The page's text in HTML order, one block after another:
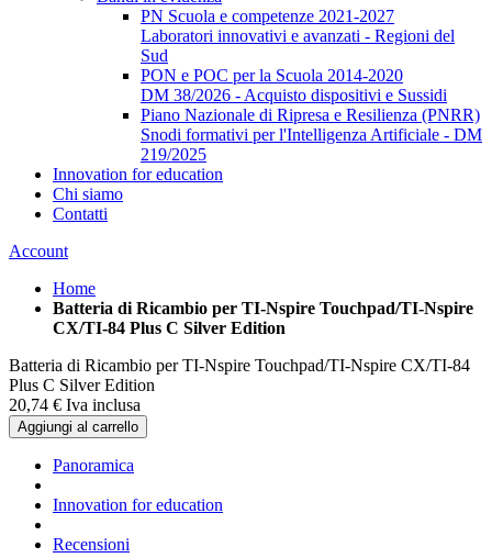
PN Scuola e competenze 2021-2027
Laboratori innovativi e avanzati - Regioni del
Sud
PON e POC per la Scuola 2014-2020
DM 38/2026 - Acquisto dispositivi e Sussidi
Piano Nazionale di Ripresa e Resilienza (PNRR)
Snodi formativi per l'Intelligenza Artificiale - DM
219/2025
Innovation for education
Chi siamo
Contatti
Account
Home
Batteria di Ricambio per TI-Nspire Touchpad/TI-Nspire
CX/TI-84 Plus C Silver Edition
Batteria di Ricambio per TI-Nspire Touchpad/TI-Nspire CX/TI-84
Plus C Silver Edition
20,74 € Iva inclusa
Aggiungi al carrello
Panoramica
Innovation for education
Recensioni